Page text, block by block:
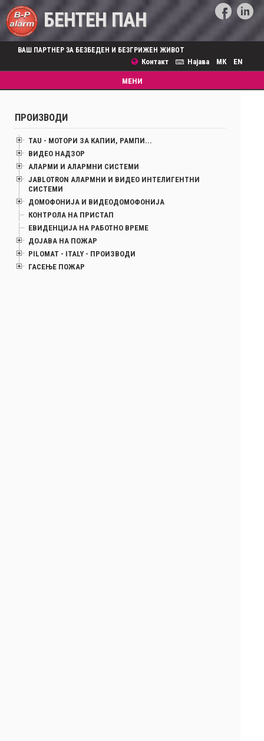
БЕНТЕН ПАН
ВАШ ПАРТНЕР ЗА БЕЗБЕДЕН И БЕЗГРИЖЕН ЖИВОТ
EN
МК
Најава
Контакт
Toggle
navigation
МЕНИ
ПРОИЗВОДИ
TAU - МОТОРИ ЗА КАПИИ, РАМПИ...
ВИДЕО НАДЗОР
АЛАРМИ И АЛАРМНИ СИСТЕМИ
JABLOTRON АЛАРМНИ И ВИДЕО ИНТЕЛИГЕНТНИ
СИСТЕМИ
ДОМОФОНИЈА И ВИДЕОДОМОФОНИЈА
КОНТРОЛА НА ПРИСТАП
ЕВИДЕНЦИЈА НА РАБОТНО ВРЕМЕ
ДОЈАВА НА ПОЖАР
PILOMAT - ITALY - ПРОИЗВОДИ
ГАСЕЊЕ ПОЖАР